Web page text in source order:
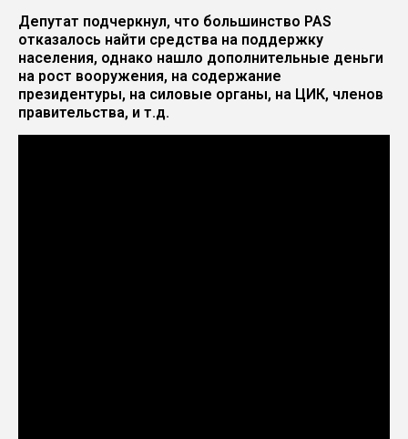
Депутат подчеркнул, что большинство PAS
отказалось найти средства на поддержку
населения, однако нашло дополнительные деньги
на рост вооружения, на содержание
президентуры, на силовые органы, на ЦИК, членов
правительства, и т.д.